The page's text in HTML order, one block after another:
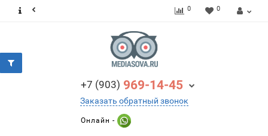
0 0
+7 (903) 969-14-45
Заказать обратный звонок
Онлайн -